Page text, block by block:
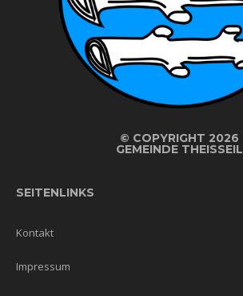
© COPYRIGHT 2026
GEMEINDE THEISSEIL
SEITENLINKS
Kontakt
Impressum